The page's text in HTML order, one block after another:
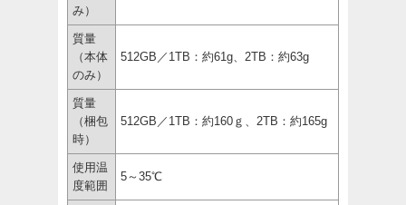
み）
質量
（本体
のみ）
512GB／1TB：約61g、2TB：約63g
質量
（梱包
時）
512GB／1TB：約160ｇ、2TB：約165g
使用温
度範囲
5～35℃